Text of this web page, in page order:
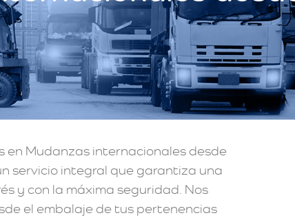
en Mudanzas internacionales desde
servicio integral que garantiza una
y con la máxima seguridad. Nos
el embalaje de tus pertenencias